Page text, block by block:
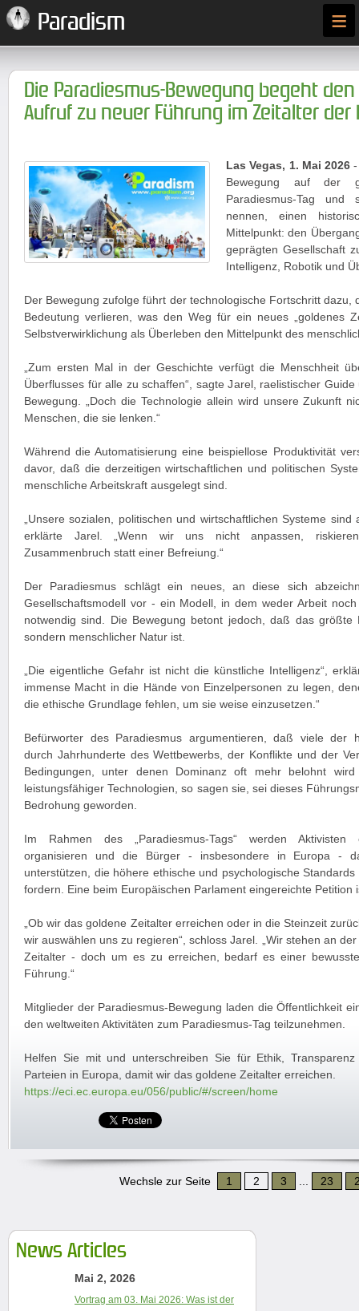
Paradism ≡
Die Paradiesmus-Bewegung begeht den
Aufruf zu neuer Führung im Zeitalter der
Las Vegas, 1. Mai 2026
Bewegung auf der
Paradiesmus-Tag
nennen, einen
Mittelpunkt: den
geprägten Gesellschaft
Intelligenz, Robotik und
Der Bewegung zufolge führt der technologische Fortschritt dazu,
Bedeutung verlieren, was den Weg für ein neues „goldenes
Selbstverwirklichung als Überleben den Mittelpunkt des
„Zum ersten Mal in der Geschichte verfügt die Menschheit
Überflusses für alle zu schaffen“, sagte Jarel, raelistischer
Bewegung. „Doch die Technologie allein wird unsere Zukunft
Menschen, die sie lenken.“
Während die Automatisierung eine beispiellose Produktivität
davor, daß die derzeitigen wirtschaftlichen und politischen
menschliche Arbeitskraft ausgelegt sind.
„Unsere sozialen, politischen und wirtschaftlichen Systeme sind
erklärte Jarel. „Wenn wir uns nicht anpassen,
Zusammenbruch statt einer Befreiung.“
Der Paradiesmus schlägt ein neues, an diese sich
Gesellschaftsmodell vor - ein Modell, in dem weder Arbeit
notwendig sind. Die Bewegung betont jedoch, daß das größte
sondern menschlicher Natur ist.
„Die eigentliche Gefahr ist nicht die künstliche Intelligenz“,
immense Macht in die Hände von Einzelpersonen zu legen,
die ethische Grundlage fehlen, um sie weise einzusetzen.“
Befürworter des Paradiesmus argumentieren, daß viele der
durch Jahrhunderte des Wettbewerbs, der Konflikte und der
Bedingungen, unter denen Dominanz oft mehr belohnt
leistungsfähiger Technologien, so sagen sie, sei dieses
Bedrohung geworden.
Im Rahmen des „Paradiesmus-Tags“ werden Aktivisten
organisieren und die Bürger - insbesondere in Europa -
unterstützen, die höhere ethische und psychologische
fordern. Eine beim Europäischen Parlament eingereichte Petition
„Ob wir das goldene Zeitalter erreichen oder in die Steinzeit
wir auswählen uns zu regieren“, schloss Jarel. „Wir stehen an
Zeitalter - doch um es zu erreichen, bedarf es einer
Führung.“
Mitglieder der Paradiesmus-Bewegung laden die Öffentlichkeit
den weltweiten Aktivitäten zum Paradiesmus-Tag teilzunehmen.
Helfen Sie mit und unterschreiben Sie für Ethik,
Parteien in Europa, damit wir das goldene Zeitalter erreichen.
https://eci.ec.europa.eu/056/public/#/screen/home
Wechsle zur Seite 1 2 3 23
News Articles
Mai 2, 2026
Vortrag am 03. Mai 2026: Was ist der